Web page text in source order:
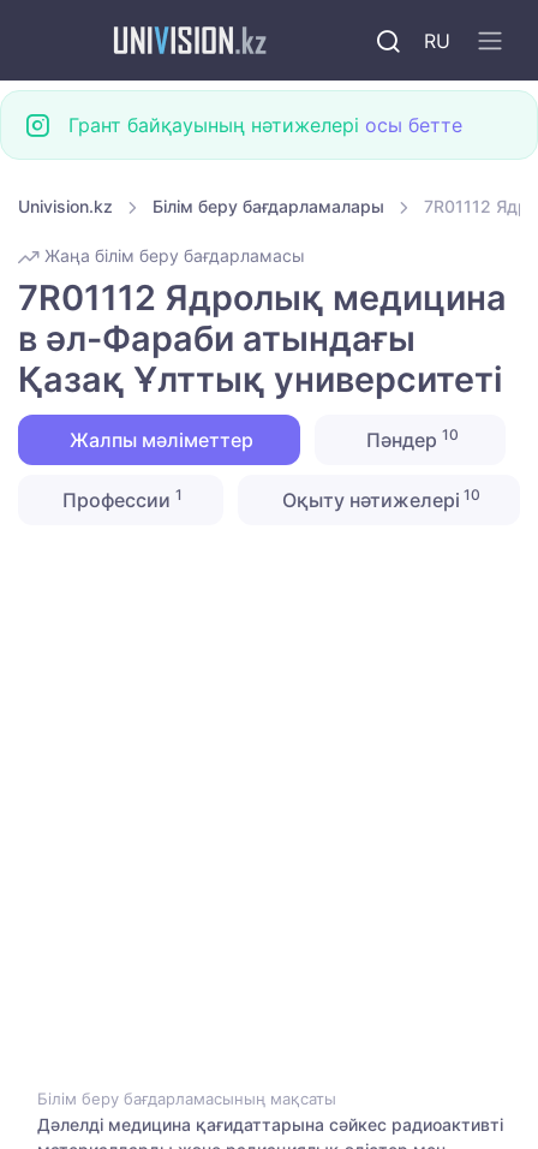
RU
Грант байқауының нәтижелері осы бетте
Univision.kz Білім беру бағдарламалары 7R01112
Жаңа білім беру бағдарламасы
7R01112 Ядролық медицина
в әл-Фараби атындағы
Қазақ Ұлттық университеті
Жалпы мәліметтер Пәндер 10
Профессии1 Оқыту нәтижелері 10
Білім беру бағдарламасының мақсаты
Дәлелді медицина қағидаттарына сәйкес радиоактивті